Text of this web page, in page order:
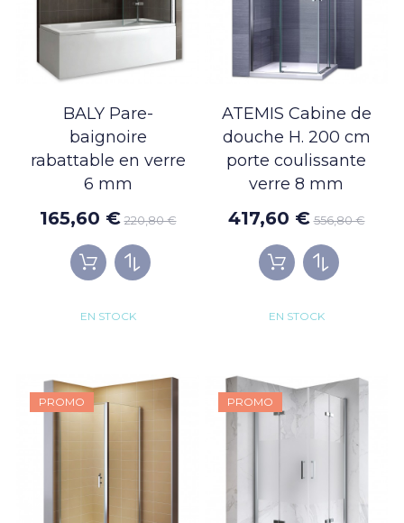
BALY Pare-
baignoire
rabattable en verre
6 mm
165,60 € 220,80 €
EN STOCK
ATEMIS Cabine de
douche H. 200 cm
porte coulissante
verre 8 mm
417,60 € 556,80 €
EN STOCK
PROMO PROMO